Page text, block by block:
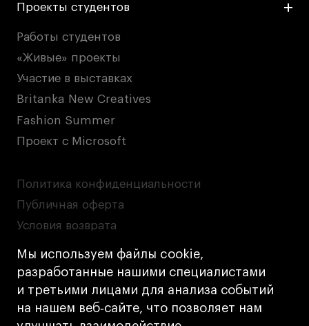
Мы используем файлы cookie,
разработанные нашими специалистами
и третьими лицами для анализа событий
на нашем веб‑сайте, что позволяет нам
Проекты студентов
Работы студентов
«Живые» проекты
Участие в выставках
Britanka New Creatives
Fashion Summer
Проект с Microsoft
Политика конфиденциальности
Публичная оферта
Условия возврата
Кредит на образование с господдержкой
Лицензия на осуществление образовательной
деятельности АНО ВО «Универсальный
Университет»
Карта сайта